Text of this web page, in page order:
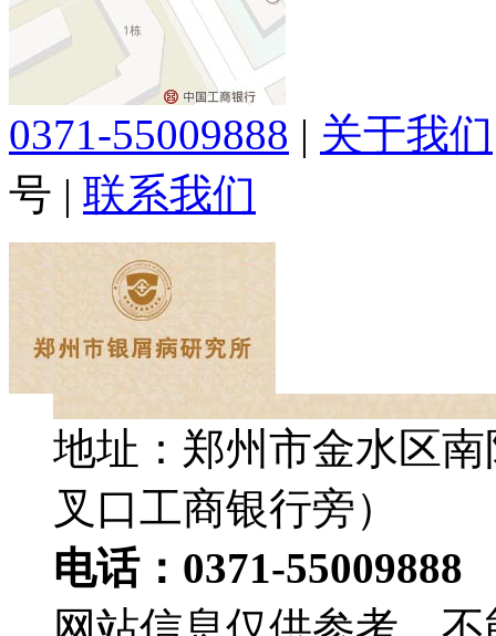
0371-55009888 | 关于我们
号 | 联系我们
地址：郑州市金水区
叉口工商银行旁）
电话：0371-55009888